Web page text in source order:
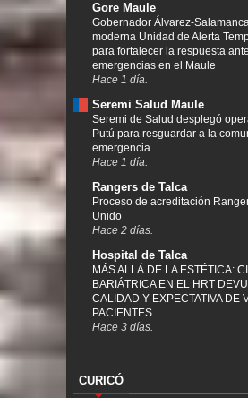
Gore Maule
Gobernador Álvarez-
moderna Unidad de Alerta
para fortalecer la respuesta ante
emergencias en el Maule
Hace 1 día.
Seremi Salud Maule
Seremi de Salud desplegó
Putú para resguardar a la
emergencia
Hace 1 día.
Rangers de Talca
Proceso de acreditación
Unido
Hace 2 días.
Hospital de Talca
MÁS ALLÁ DE LA ESTÉTICA:
BARIÁTRICA EN EL HRT
CALIDAD Y EXPECTATIVA DE
PACIENTES
Hace 3 días.
CURICÓ